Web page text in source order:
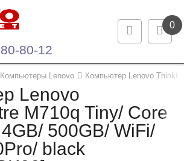
0
80-12
Компьютеры Lenovo Компьютер Lenovo
Lenovo
M710q Tiny/ Core
500GB/ WiFi/
black